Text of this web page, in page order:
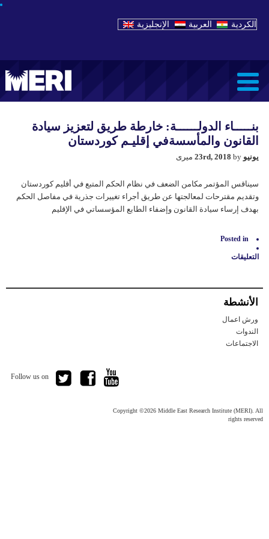
الإنجليزية العربية الكردية
بنـــــاء الدولــــــة: خارطة طريق لتعزيز سيادة
القانون والمأسسةفي إقليـم كوردستان
يونيو 23rd, 2018 by میری
سيناقس المؤتمر مکامن الضعف في نظام الحکم المتبع في أقليم كوردستان
وتقديم مقترحات لمعالجتها عن طريق أجراء تغييرات جذرية في مفاصل الحكم
بهدف إرساء سيادة القانون وإضفاء الطابع المؤسساتي في الإقليم
Posted in
التعليقات
طريق
سيادة
القانون
والمأسسةفي
إقليـم
الأنشطة
ورش اعمال
الندوات
الاجتماعات
Follow us on
Copyright ©2026 Middle East Research Institute (MERI). All
rights reserved